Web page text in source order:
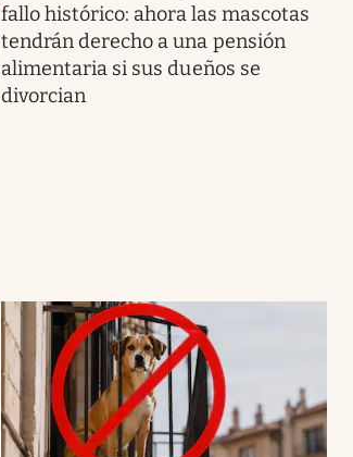
fallo histórico: ahora las mascotas
tendrán derecho a una pensión
alimentaria si sus dueños se
divorcian